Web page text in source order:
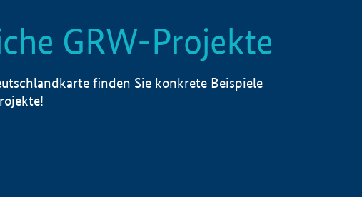
GRW-Projekte
finden Sie konkrete Beispiele